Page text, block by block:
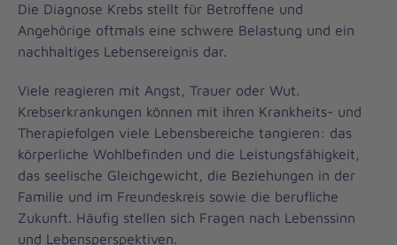
Die Diagnose Krebs stellt für Betroffene und
Angehörige oftmals eine schwere Belastung und ein
nachhaltiges Lebensereignis dar.
Viele reagieren mit Angst, Trauer oder Wut.
Krebserkrankungen können mit ihren Krankheits- und
Therapiefolgen viele Lebensbereiche tangieren: das
körperliche Wohlbefinden und die Leistungsfähigkeit,
das seelische Gleichgewicht, die Beziehungen in der
Familie und im Freundeskreis sowie die berufliche
Zukunft. Häufig stellen sich Fragen nach Lebenssinn
und Lebensperspektiven.